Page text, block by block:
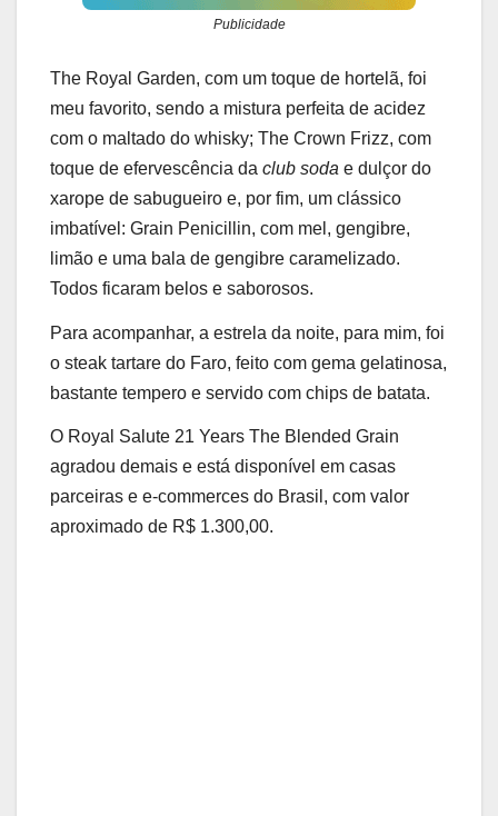
Publicidade
The Royal Garden, com um toque de hortelã, foi
meu favorito, sendo a mistura perfeita de acidez
com o maltado do whisky; The Crown Frizz, com
toque de efervescência da club soda e dulçor do
xarope de sabugueiro e, por fim, um clássico
imbatível: Grain Penicillin, com mel, gengibre,
limão e uma bala de gengibre caramelizado.
Todos ficaram belos e saborosos.
Para acompanhar, a estrela da noite, para mim, foi
o steak tartare do Faro, feito com gema gelatinosa,
bastante tempero e servido com chips de batata.
O Royal Salute 21 Years The Blended Grain
agradou demais e está disponível em casas
parceiras e e-commerces do Brasil, com valor
aproximado de R$ 1.300,00.